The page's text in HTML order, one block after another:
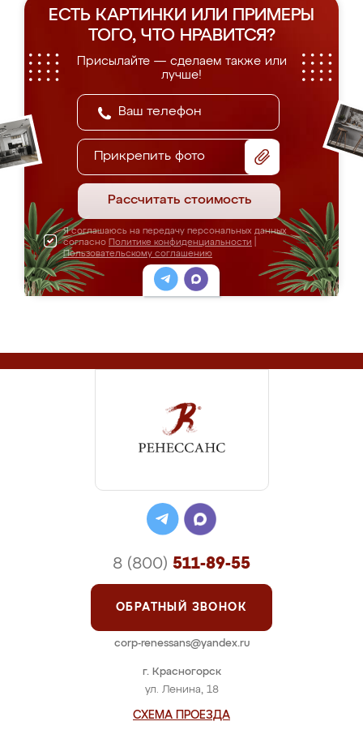
ЕСТЬ КАРТИНКИ ИЛИ ПРИМЕРЫ
ТОГО, ЧТО НРАВИТСЯ?
Присылайте — сделаем также или
лучше!
Прикрепить фото
Рассчитать стоимость
Я соглашаюсь на передачу персональных данных
согласно Политике конфиденциальности
Пользовательскому соглашению
г. Красногорск
ул. Ленина, 18
СХЕМА ПРОЕЗДА
8 (800) 511-89-55
ОБРАТНЫЙ ЗВОНОК
corp-renessans@yandex.ru